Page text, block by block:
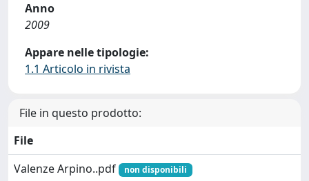
Anno
2009
Appare nelle tipologie:
1.1 Articolo in rivista
File in questo prodotto:
File
Valenze Arpino..pdf
non disponibili